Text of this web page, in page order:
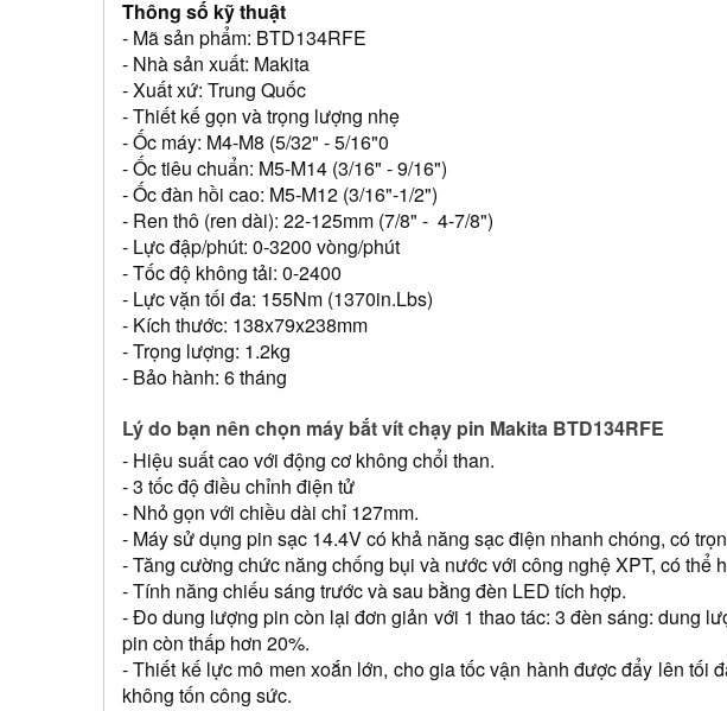
Thông số kỹ thuật
- Mã sản phẩm: BTD134RFE
- Nhà sản xuất: Makita
- Xuất xứ: Trung Quốc
- Thiết kế gọn và trọng lượng nhẹ
- Ốc máy: M4-M8 (5/32" - 5/16"0
- Ốc tiêu chuẩn: M5-M14 (3/16" - 9/16")
- Ốc đàn hồi cao: M5-M12 (3/16"-1/2")
- Ren thô (ren dài): 22-125mm (7/8" -  4-7/8")
- Lực đập/phút: 0-3200 vòng/phút
- Tốc độ không tải: 0-2400
- Lực vặn tối đa: 155Nm (1370in.Lbs)
- Kích thước: 138x79x238mm
- Trọng lượng: 1.2kg
- Bảo hành: 6 tháng
Lý do bạn nên chọn máy bắt vít chạy pin Makita BTD134RFE
- Hiệu suất cao với động cơ không chổi than.
- 3 tốc độ điều chỉnh điện tử
- Nhỏ gọn với chiều dài chỉ 127mm.
- Máy sử dụng pin sạc 14.4V có khả năng sạc điện nhanh chóng, có
- Tăng cường chức năng chống bụi và nước với công nghệ XPT, có
- Tính năng chiếu sáng trước và sau bằng đèn LED tích hợp.
- Đo dung lượng pin còn lại đơn giản với 1 thao tác: 3 đèn sáng: dung
pin còn thấp hơn 20%.
- Thiết kế lực mô men xoắn lớn, cho gia tốc vận hành được đẩy lên tối
không tốn công sức.